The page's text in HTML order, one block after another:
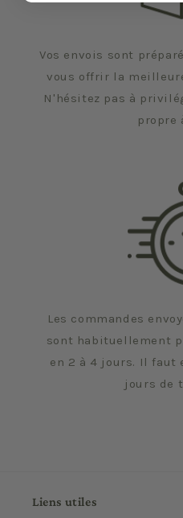
Vos envois sont
vous offrir la
N'hésitez pas à
propre
Les commandes
sont habituellement
en 2 à 4 jours. Il faut
jours de
Liens utiles